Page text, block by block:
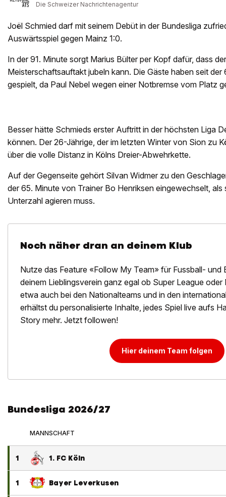
Die Schweizer Nachrichtenagentur
Joël Schmied darf mit seinem Debüt in der Bundesliga
Auswärtsspiel gegen Mainz 1:0.
In der 91. Minute sorgt Marius Bülter per Kopf dafür, dass
Meisterschaftsauftakt jubeln kann. Die Gäste haben seit
gespielt, da Paul Nebel wegen einer Notbremse vom Platz
Besser hätte Schmieds erster Auftritt in der höchsten Liga
können. Der 26-Jährige, der im letzten Winter von Sion zu
über die volle Distanz in Kölns Dreier-Abwehrkette.
Auf der Gegenseite gehört Silvan Widmer zu den
der 65. Minute von Trainer Bo Henriksen eingewechselt, als
Unterzahl agieren muss.
Noch näher dran an deinem Klub
Nutze das Feature «Follow My Team» für Fussball- und
deinem Lieblingsverein ganz egal ob Super League
etwa auch bei den Nationalteams und in den
erhältst du personalisierte Inhalte, jedes Spiel live aufs
Story mehr. Jetzt followen!
Hier deinem Team folgen
Bundesliga 2026/27
MANNSCHAFT
1 1. FC Köln
1 Bayer Leverkusen